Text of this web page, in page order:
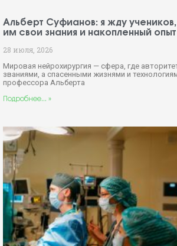
Альберт Суфианов: я жду учеников,
им свои знания и накопленный опыт
28 июля, 2026
Мировая нейрохирургия — сфера, где
званиями, а спасенными жизнями и
профессора Альберта
Подробнее... »